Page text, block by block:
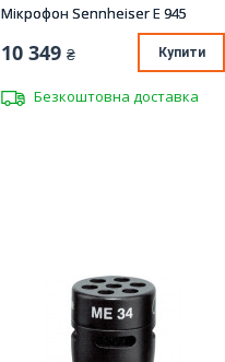
Мікрофон Sennheiser E 945
10 349 ₴ Купити
Безкоштовна доставка